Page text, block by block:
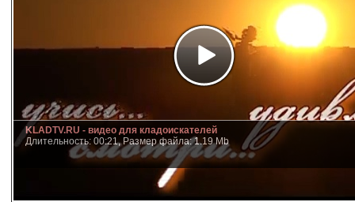
KLADTV.RU - видео для кладоискателей
Длительность: 00:21, Размер файла: 1.19 Mb